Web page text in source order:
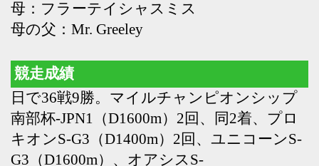
L（D1600m）、すばるS-L（D1400m）、フ
ェブラリーS-G12着、同3着、JBCスプリン
ト-JPN12着、同3着、かしわ記念-JPN12着、
種牡馬成績
19年より供用。プリムスパールス（南関
東・ジェムストーン賞）、クルマトラサン
（南関東・ゴールドジュニア）、リケアサ
ブル（兵庫・ネクストスター西日本）、ポ
マイカイ（岩手・ネクストスター盛岡）、